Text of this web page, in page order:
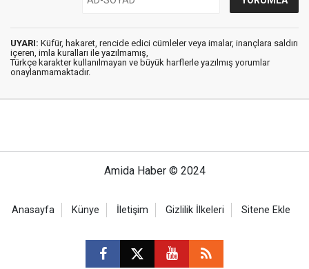
UYARI: Küfür, hakaret, rencide edici cümleler veya imalar, inançlara saldırı
içeren, imla kuralları ile yazılmamış,
Türkçe karakter kullanılmayan ve büyük harflerle yazılmış yorumlar
onaylanmamaktadır.
Amida Haber © 2024
Anasayfa Künye İletişim Gizlilik İlkeleri Sitene Ekle